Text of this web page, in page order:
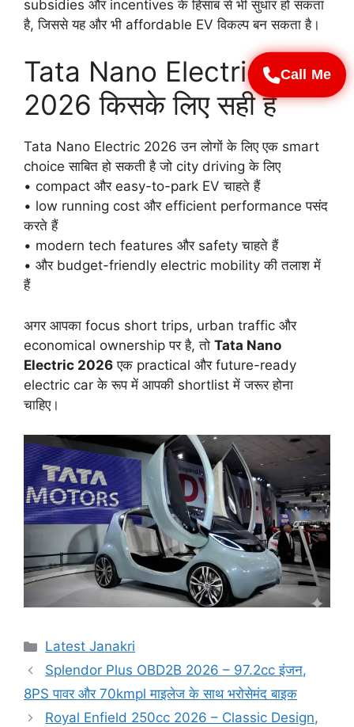
Call Me
subsidies और incentives के हिसाब से भी सुधार हो सकता
है, जिससे यह और भी affordable EV विकल्प बन सकता है।
Tata Nano Electric
2026 किसके लिए सही है
Tata Nano Electric 2026 उन लोगों के लिए एक smart
choice साबित हो सकती है जो city driving के लिए
• compact और easy-to-park EV चाहते हैं
• low running cost और efficient performance पसंद
करते हैं
• modern tech features और safety चाहते हैं
• और budget-friendly electric mobility की तलाश में
हैं
अगर आपका focus short trips, urban traffic और
economical ownership पर है, तो Tata Nano
Electric 2026 एक practical और future-ready
electric car के रूप में आपकी shortlist में जरूर होना
चाहिए।
Categories
Latest Janakri
Splendor Plus OBD2B 2026 – 97.2cc इंजन,
8PS पावर और 70kmpl माइलेज के साथ भरोसेमंद बाइक
Royal Enfield 250cc 2026 – Classic Design,